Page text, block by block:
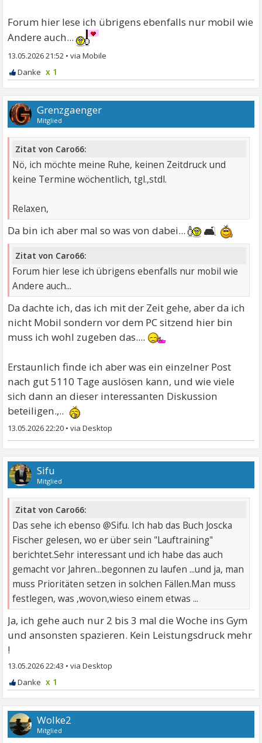
Forum hier lese ich übrigens ebenfalls nur mobil wie
Andere auch...
13.05.2026 21:52 •
x 1
Grenzgaenger
Mitglied
Zitat von Caro66:
Nö, ich möchte meine Ruhe, keinen Zeitdruck und
keine Termine wöchentlich, tgl.,stdl.
Relaxen,
Da bin ich aber mal so was von dabei... 🛋
Zitat von Caro66:
Forum hier lese ich übrigens ebenfalls nur mobil wie
Andere auch...
Da dachte ich, das ich mit der Zeit gehe, aber da ich
nicht Mobil sondern vor dem PC sitzend hier bin
muss ich wohl zugeben das....
Erstaunlich finde ich aber was ein einzelner Post
nach gut 5110 Tage auslösen kann, und wie viele
sich dann an dieser interessanten Diskussion
beteiligen.,..
13.05.2026 22:20 •
Sifu
Mitglied
Zitat von Caro66:
Das sehe ich ebenso @Sifu. Ich hab das Buch Joscka
Fischer gelesen, wo er über sein "Lauftraining"
berichtet.Sehr interessant und ich habe das auch
gemacht vor Jahren...begonnen zu laufen ...und ja, man
muss Prioritäten setzen in solchen Fällen.Man muss
festlegen, was ,wovon,wieso einem etwas ...
Ja, ich gehe auch nur 2 bis 3 mal die Woche ins Gym
und ansonsten spazieren. Kein Leistungsdruck mehr
!
13.05.2026 22:43 •
x 1
Wolke2
Mitglied